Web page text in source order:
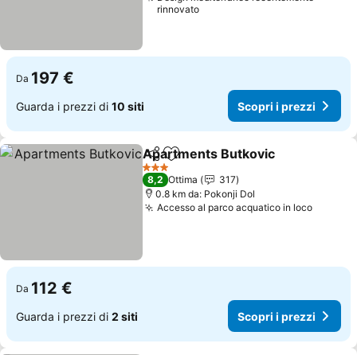
rinnovato
Da 197 €
Guarda i prezzi di 10 siti Scopri i prezzi
CondividiAggiungi ai preferiti
Apartments Butkovic
3 Stelle
8,2 Ottima
317
0.8 km da: Pokonji Dol
Accesso al parco acquatico in loco
Da 112 €
Guarda i prezzi di 2 siti Scopri i prezzi